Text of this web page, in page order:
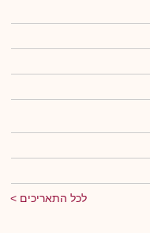
לכל התאריכים